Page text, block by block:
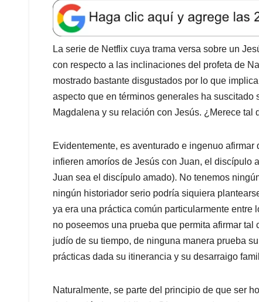
a
t
s
A
p
p
e
b
o
o
k
k
e
d
I
n
l
e
a
d
s
La serie de Netflix cuya trama versa sobre un
con respecto a las inclinaciones del profeta de
mostrado bastante disgustados por lo que
aspecto que en términos generales ha
Magdalena y su relación con Jesús. ¿Merece tal
Evidentemente, es aventurado e ingenuo
infieren amoríos de Jesús con Juan, el discípulo
Juan sea el discípulo amado). No tenemos
ningún historiador serio podría siquiera
ya era una práctica común particularmente entre
no poseemos una prueba que permita afirmar
judío de su tiempo, de ninguna manera prueba
prácticas dada su itinerancia y su desarraigo
Naturalmente, se parte del principio de que ser